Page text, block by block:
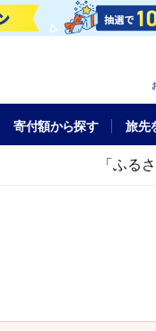
寄付額から探す 旅先
「ふる